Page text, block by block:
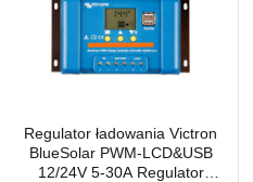
Regulator ładowania Victron
BlueSolar PWM-LCD&USB
12/24V 5-30A Regulator